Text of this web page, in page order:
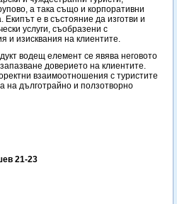
а така също и корпоративни
Екипът е в състояние да изготви и
услуги, съобразени с
и изисквания на клиентите.
водещ елемент се явява неговото
доверието на клиентите.
взаимоотношения с туристите
на дълготрайно и ползотворно
21-23